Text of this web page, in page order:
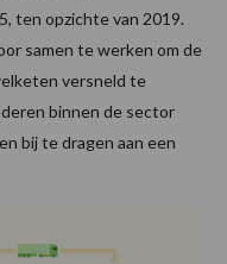
ten opzichte van 2019.
samen te werken om de
versneld te
binnen de sector
bij te dragen aan een